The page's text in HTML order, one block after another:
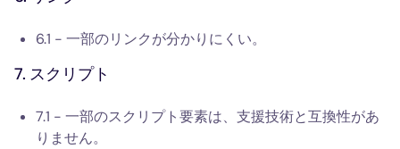
6.1 - 一部のリンクが分かりにくい。
7. スクリプト
7.1 - 一部のスクリプト要素は、支援技術と互換性があ
りません。